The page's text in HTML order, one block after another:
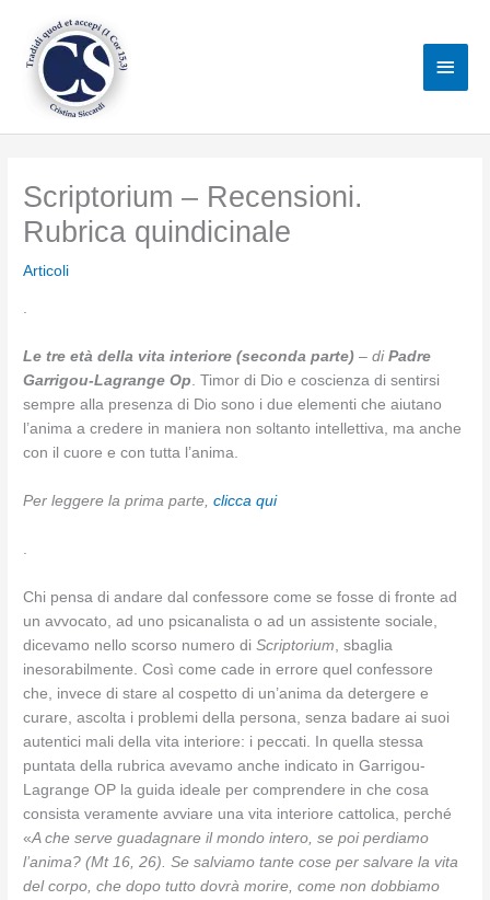
contenuto
Scriptorium – Recensioni.
Rubrica quindicinale
Articoli
.
Le tre età della vita interiore (seconda parte)–di Padre
Garrigou-Lagrange Op . Timor di Dio e coscienza di sentirsi
sempre alla presenza di Dio sono i due elementi che aiutano
l’anima a credere in maniera non soltanto intellettiva, ma anche
con il cuore e con tutta l’anima.
Per leggere la prima parte,clicca qui
Chi pensa di andare dal confessore come se fosse di fronte ad
un avvocato, ad uno psicanalista o ad un assistente sociale,
dicevamo nello scorso numero diScriptorium , sbaglia
inesorabilmente. Così come cade in errore quel confessore
che, invece di stare al cospetto di un’anima da detergere e
curare, ascolta i problemi della persona, senza badare ai suoi
autentici mali della vita interiore: i peccati. In quella stessa
puntata della rubrica avevamo anche indicato in Garrigou-
Lagrange OP la guida ideale per comprendere in che cosa
consista veramente avviare una vita interiore cattolica, perché
«A che serve guadagnare il mondo intero, se poi perdiamo
l’anima? (Mt 16, 26). Se salviamo tante cose per salvare la vita
del corpo, che dopo tutto dovrà morire, come non dobbiamo